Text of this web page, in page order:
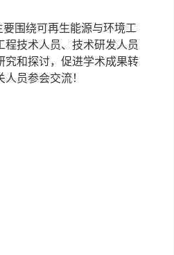
要围绕可再生能源与环境工
程技术人员、技术研发人员
究和探讨，促进学术成果转
员参会交流！